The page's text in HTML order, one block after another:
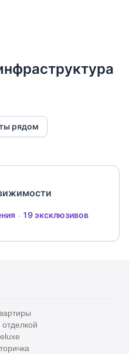
клуб. Рядом
поселка
сад, супермаркеты и
Outlet Village.
рядом
19 эксклюзивов